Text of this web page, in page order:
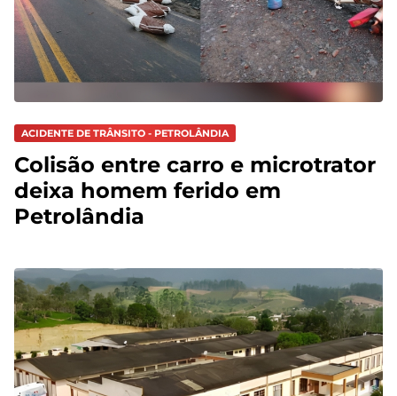
ACIDENTE DE TRÂNSITO - PETROLÂNDIA
Colisão entre carro e microtrator
deixa homem ferido em
Petrolândia